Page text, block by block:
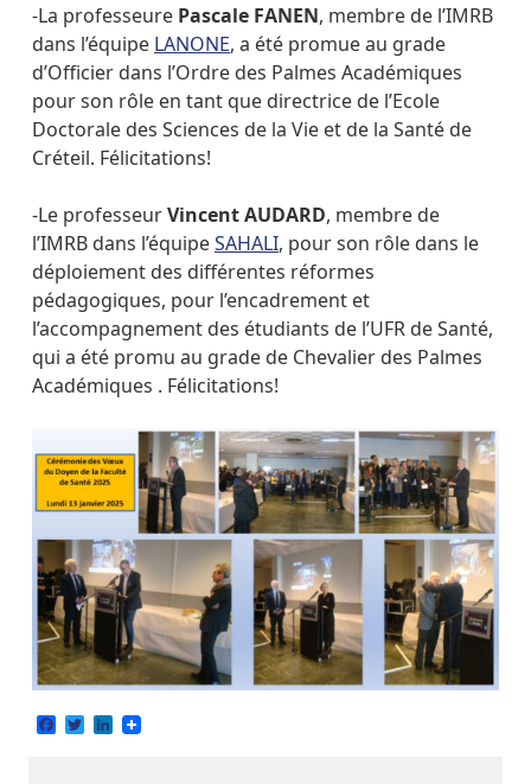
-La professeure Pascale FANEN, membre de l’IMRB
dans l’équipe LANONE, a été promue au grade
d’Officier dans l’Ordre des Palmes Académiques
pour son rôle en tant que directrice de l’Ecole
Doctorale des Sciences de la Vie et de la Santé de
Créteil. Félicitations!
-Le professeurVincent AUDARD, membre de
l’IMRB dans l’équipeSAHALI, pour son rôle dans le
déploiement des différentes réformes
pédagogiques, pour l’encadrement et
l’accompagnement des étudiants de l’UFR de Santé,
qui a été promu au grade de Chevalier des Palmes
Académiques . Félicitations!
Facebook
TwitterLinkedIn